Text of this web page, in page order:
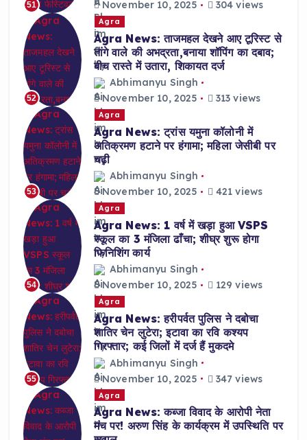
51 November 10, 2025 304 views
52
Agra
Agra News: ताजमहल देखने आए टूरिस्ट से
तांगे वाले की अभद्रता,बनाया शॉपिंग का दबाव;
बीच रास्ते में उतारा, शिकायत दर्ज
Abhimanyu Singh
November 10, 2025
313 views
53
Agra
Agra News: ट्रांस यमुना कॉलोनी में
अतिक्रमण हटाने पर हंगामा; महिला जेसीबी पर
चढ़ी
Abhimanyu Singh
November 10, 2025
421 views
54
Agra
Agra News: 1 वर्ष में खड़ा हुआ VSPS
स्कूल का 3 मंजिला ढाँचा; शीघ्र शुरू होगा
फिनिशिंग कार्य
Abhimanyu Singh
November 10, 2025
129 views
55
Agra
Agra News: हरीपर्वत पुलिस ने दबोचा
शातिर चेन लुटेरा; इटावा का रवि कश्यप
गिरफ्तार; कई जिलों में दर्ज हैं मुकदमे
Abhimanyu Singh
November 10, 2025
347 views
Agra
Agra News: कब्जा विवाद के आरोपी नेता
मंच पर! अरुण सिंह के कार्यक्रम में उपस्थिति पर